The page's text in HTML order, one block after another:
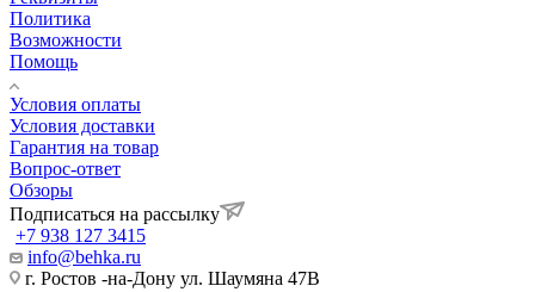
Политика
Возможности
Помощь
Условия оплаты
Условия доставки
Гарантия на товар
Вопрос-ответ
Обзоры
Подписаться на рассылку
+7 938 127 3415
info@behka.ru
г. Ростов -на-Дону ул. Шаумяна 47В